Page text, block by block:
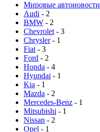
Мировые автоновости
Audi - 2
BMW - 2
Chevrolet - 3
Chrysler- 1
Fiat - 3
Ford - 2
Honda - 4
Hyundai - 1
Kia - 1
Mazda - 2
Mercedes-Benz - 1
Mitsubishi - 1
Nissan - 2
Opel - 1